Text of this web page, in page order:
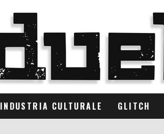
INDUSTRIA CULTURALE GLITCH